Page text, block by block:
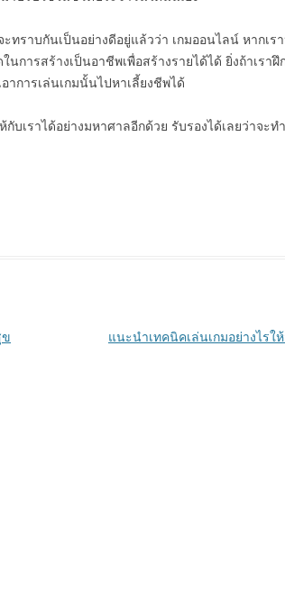
ทราบกันเป็นอย่างดีอยู่แล้วว่า เกมออนไลน์ หากเร
การสร้างเป็นอาชีพเพื่อสร้างรายได้ได้ ยิ่งถ้าเรา
าการเล่นเกมนั้นไปหาเลี้ยงชีพได้
บเราได้อย่างมหาศาลอีกด้วย รับรองได้เลยว่าจะท
ข แนะนำเทคนิคเล่นเกมอย่างไรใ